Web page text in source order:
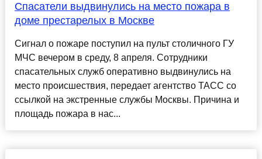
Спасатели выдвинулись на место пожара в
доме престарелых в Москве
Сигнал о пожаре поступил на пульт столичного ГУ
МЧС вечером в среду, 8 апреля. Сотрудники
спасательных служб оперативно выдвинулись на
место происшествия, передает агентство ТАСС со
ссылкой на экстренные службы Москвы. Причина и
площадь пожара в нас...